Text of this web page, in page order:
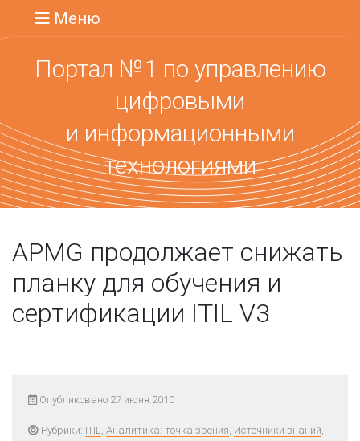
Меню
Портал №1 по управлению
цифровыми
и информационными
технологиями
APMG продолжает снижать
планку для обучения и
сертификации ITIL V3
Опубликовано 27 июня 2010
Рубрики: ITIL, Аналитика: точка зрения, Источники знаний,